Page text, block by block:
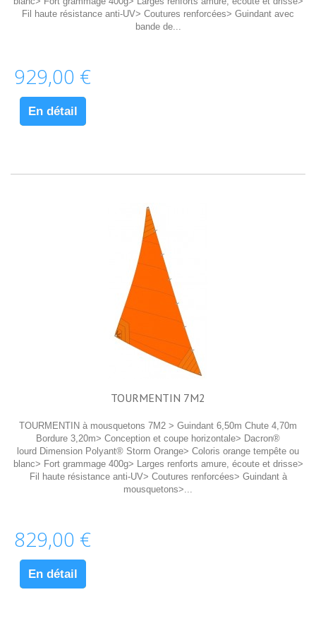
Fil haute résistance anti-UV> Coutures renforcées> Guindant avec
bande de...
929,00 €
En détail
TOURMENTIN 7M2
TOURMENTIN à mousquetons 7M2 > Guindant 6,50m Chute 4,70m
Bordure 3,20m> Conception et coupe horizontale> Dacron®
lourd Dimension Polyant® Storm Orange> Coloris orange tempête ou
blanc> Fort grammage 400g> Larges renforts amure, écoute et drisse>
Fil haute résistance anti-UV> Coutures renforcées> Guindant à
mousquetons>...
829,00 €
En détail